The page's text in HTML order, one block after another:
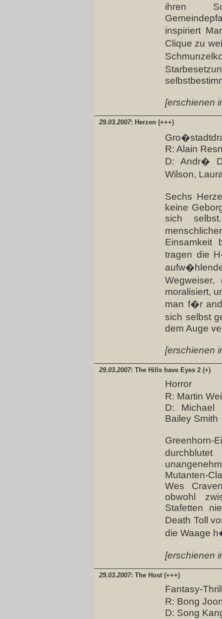
ihren
inspiriert
Clique zu
[erschienen
29.03.2007: Herzen (+++)
R: Alain
D: Andr�
Wilson,
Sechs
keine
sich
Einsamkeit
tragen die
moralisiert,
man f�r
sich selbst
dem Auge
[erschienen
29.03.2007: The Hills have Eyes 2 (+)
Horror
R: Martin
D: Michael
Bailey Smith
Mutanten-
Wes
obwohl
Stafetten
Death Toll
die Waage
[erschienen
29.03.2007: The Host (+++)
Fantasy-
R: Bong
D: Song